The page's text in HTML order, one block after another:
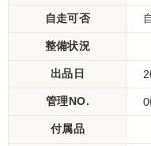
自走可否
整備状況
出品日
管理NO.
付属品